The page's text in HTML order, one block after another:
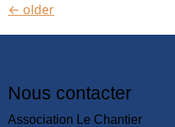
← older
Nous contacter
Association Le Chantier